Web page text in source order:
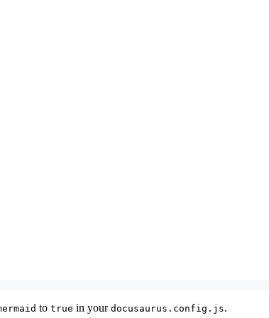
to true in your docusaurus.config.js.